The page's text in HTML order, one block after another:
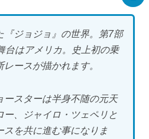
『ジョジョ』の世界。第7部
台はアメリカ。史上初の乗
ースが描かれます。
ースターは半身不随の元天
ー、ジャイロ・ツェペリと
スを共に進む事になりま